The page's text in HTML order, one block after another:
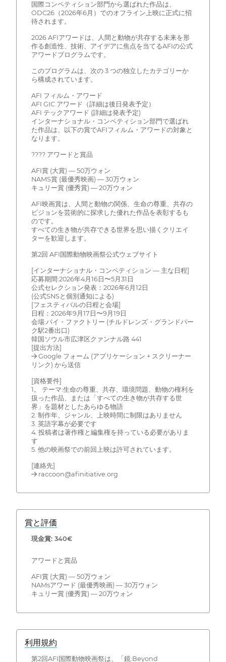
国際コンペティション部門から選ばれた作品は、
ODC26（2026年6月）でのオフライン上映に正式に招
待されます。
2026 AFIアワードは、人間と動物が共存する未来を形
作る創造性、技術、アイデアに焦点を当てるAFIの公式
アワードプログラムです。
このプログラムは、次の 3 つの独立したカテゴリーか
ら構成されています。
AFI フィルム・アワード
AFI GIC アワード（詳細は後日発表予定）
AFI テックアワード (詳細は発表予定)
インターナショナル・コンペティション部門で選ばれ
た作品は、以下の賞でAFIフィルム・アワードの対象と
なります。
???? アワードと賞品
AFI賞 (大賞) — 50万ウォン
NAMS賞 (最優秀映画) — 30万ウォン
キュリー賞 (優秀賞) — 20万ウォン
AFI映画賞は、人間と動物の関係、生命の尊重、共存の
ビジョンを芸術的に探求した優れた作品を表彰するも
のです。
すべての生き物が共存できる世界を思い描くクリエイ
ターを歓迎します。
第2回 AFI国際動物映画祭公式ウェブサイト
[インターナショナル・コンペティション — 主な日程]
応募期間:2026年4月16日〜5月31日
公式セレクション発表：2026年6月12日
(公式SNSと個別通知による)
[フェスティバルの日程と会場]
日程：2026年9月17日〜9月19日
会場:パイ・ファクトリー (チルドレンズ・グランドパー
ク駅2番出口)
韓国ソウル市広津区クァンナル路 441
[提出方法]
→ Google フォーム (アプリケーション + スクリーナー
リンク) から送信
[資格要件]
1。 テーマ:生命の尊重、共存、環境問題、動物の権利を
扱った作品、または「すべての生き物が共存する世
界」を題材としたあらゆる物語
2. 制作年、ジャンル、上映時間に制限はありません
3. 英語字幕が必要です
4. 投稿者は著作権と編集権を持っている必要がありま
す
5. 他の映画祭での前回上映は許可されています。
[連絡先]
→ raccoon@afinitiative.org
賞と評価
現金賞: 340€
アワードと賞品
AFI賞 (大賞) — 50万ウォン
NAMsアワード (最優秀映画) — 30万ウォン
キュリー賞 (優秀賞) — 20万ウォン
利用規約
第2回AFI国際動物映画祭は、「鏡:Beyond